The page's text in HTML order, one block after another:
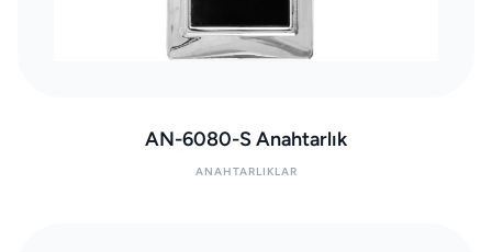
AN-6080-S Anahtarlık
ANAHTARLIKLAR